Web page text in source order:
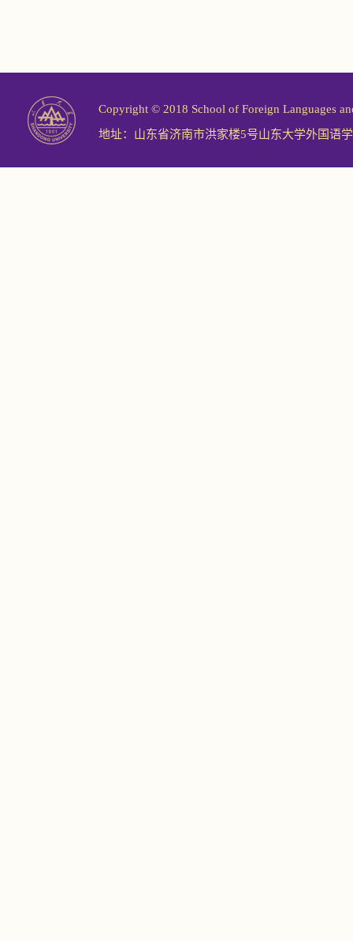
Copyright © 2018 School of Foreign Languages
地址：山东省济南市洪家楼5号山东大学外国语